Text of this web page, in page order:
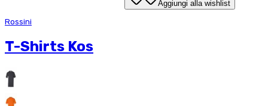
Aggiungi alla wishlist
Rossini
T-Shirts Kos